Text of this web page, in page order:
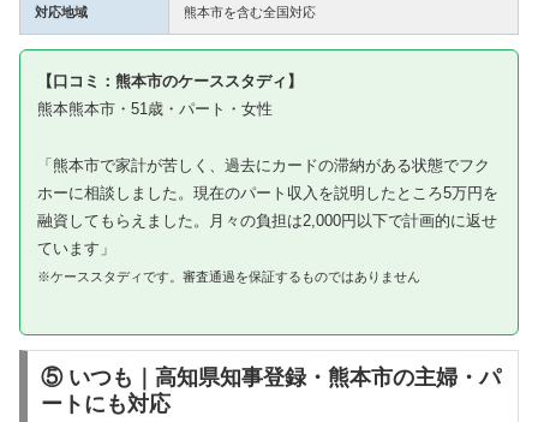
対応地域 熊本市を含む全国対応
【口コミ：熊本市のケーススタディ】
熊本熊本市・51歳・パート・女性
「熊本市で家計が苦しく、過去にカードの滞納がある状態でフク
ホーに相談しました。現在のパート収入を説明したところ5万円を
融資してもらえました。月々の負担は2,000円以下で計画的に返せ
ています」
※ケーススタディです。審査通過を保証するものではありません
⑤ いつも｜高知県知事登録・熊本市の主婦・パ
ートにも対応